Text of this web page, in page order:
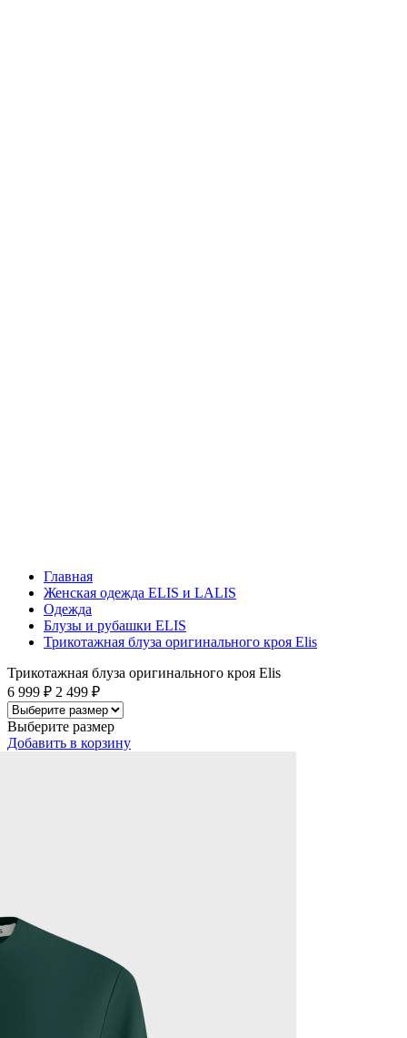
Главная
Женская одежда ELIS и LALIS
Одежда
Блузы и рубашки ELIS
Трикотажная блуза оригинального кроя Elis
Трикотажная блуза оригинального кроя Elis
6 999 ₽ 2 499 ₽
Выберите размер
Добавить в корзину